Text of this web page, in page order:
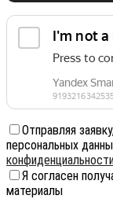
Отправляя
персональных
Я согласен
материалы